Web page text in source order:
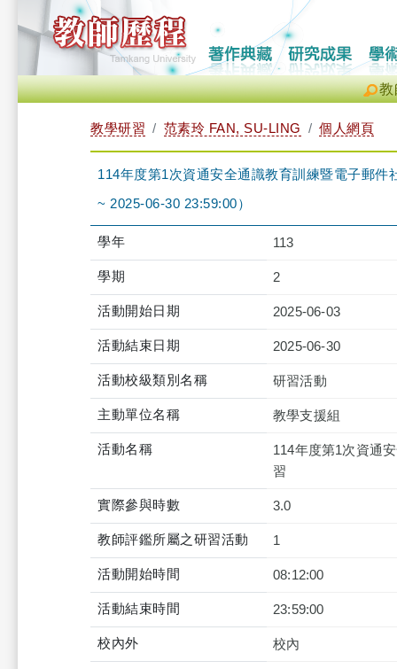
教
教學研習 范素玲 FAN, SU-LING 個人網頁
114年度第1次資通安全通識教育訓練暨電子郵
~ 2025-06-30 23:59:00）
學年 113
學期 2
活動開始日期 2025-06-03
活動結束日期 2025-06-30
活動校級類別名稱 研習活動
主動單位名稱 教學支援組
活動名稱
114年度第1次資通
習
實際參與時數 3.0
教師評鑑所屬之研習活動 1
活動開始時間 08:12:00
活動結束時間 23:59:00
校內外 校內